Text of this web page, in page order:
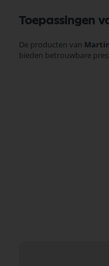
Toepassingen
De producten van
bieden betrouwbare